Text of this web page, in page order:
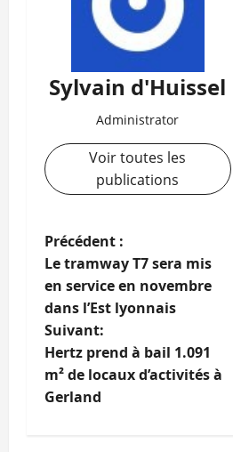
Sylvain d'Huissel
Administrator
Voir toutes les
publications
N
a
v
i
g
Précédent :
Le tramway T7 sera mis
en service en novembre
dans l’Est lyonnais
Suivant:
Hertz prend à bail 1.091
m² de locaux d’activités à
Gerland